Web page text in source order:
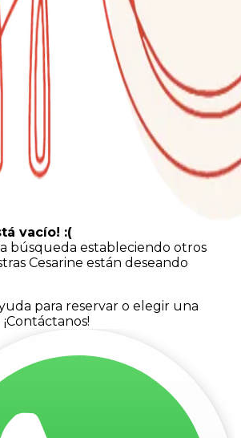
vacío! :(
búsqueda estableciendo otros
Cesarine están deseando
para reservar o elegir una